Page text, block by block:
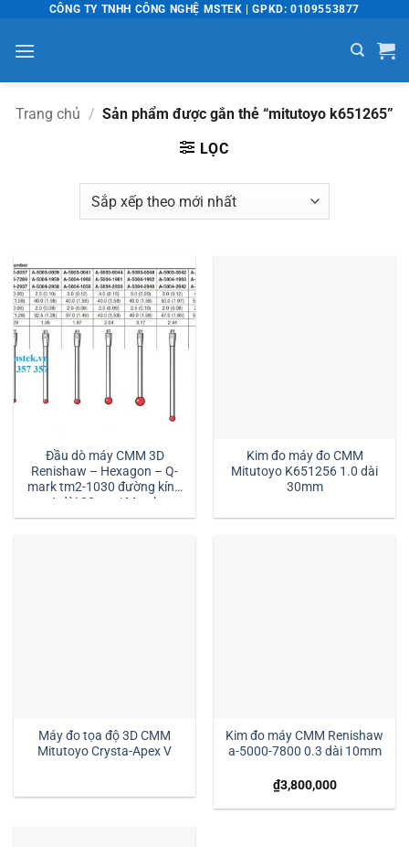
nội
dung
CÔNG TY TNHH CÔNG NGHỆ MSTEK | GPKD: 0109553877
Trang chủ / Sản phẩm được gắn thẻ “mitutoyo k651265”
LỌC
Đầu dò máy CMM 3D
Renishaw – Hexagon – Q-
mark tm2-1030 đường kính
1 dài 30mm:| Mstek
Technology
Kim đo máy đo CMM
Mitutoyo K651256 1.0 dài
30mm
Máy đo tọa độ 3D CMM
Mitutoyo Crysta-Apex V
Kim đo máy CMM Renishaw
a-5000-7800 0.3 dài 10mm
₫3,800,000